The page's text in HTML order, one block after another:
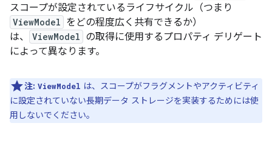
スコープが設定されているライフサイクル（つまり
ViewModel をどの程度広く共有できるか）
は、
ViewModel の取得に使用するプロパティ デリゲート
によって異なります。
注: ViewModel は、スコープがフラグメントやアクティビティ
に設定されていない長期データ ストレージを実装するためには使
用しないでください。